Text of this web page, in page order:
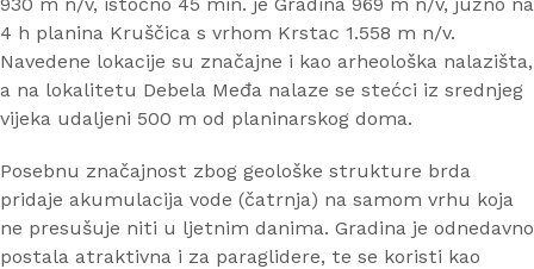
4 h planina Kruščica s vrhom Krstac 1.558 m n/v.
Navedene lokacije su značajne i kao arheološka nalazišta,
a na lokalitetu Debela Međa nalaze se stećci iz srednjeg
vijeka udaljeni 500 m od planinarskog doma.
Posebnu značajnost zbog geološke strukture brda
pridaje akumulacija vode (čatrnja) na samom vrhu koja
ne presušuje niti u ljetnim danima. Gradina je odnedavno
postala atraktivna i za paraglidere, te se koristi kao